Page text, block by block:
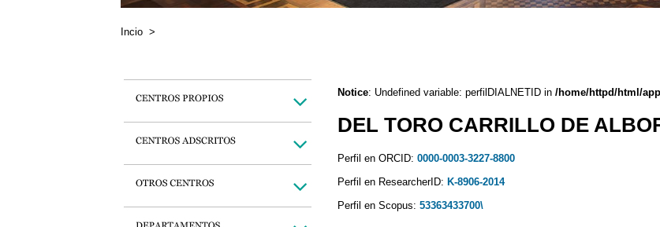
Incio >
Notice: Undefined variable: perfilDIALNETID in /home/httpd/html/
DEL TORO CARRILLO DE
Perfil en ORCID: 0000-0003-3227-8800
Perfil en ResearcherID: K-8906-2014
Perfil en Scopus: 53363433700\